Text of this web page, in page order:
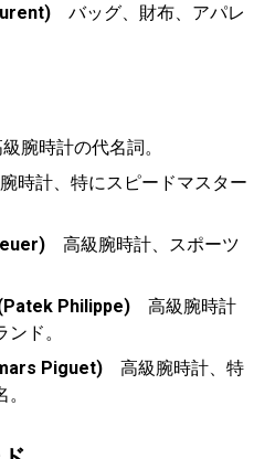
バッグ、財布、アパレ
腕時計の代名詞。
時計、特にスピードマスター
高級腕時計、スポーツ
Philippe) 高級腕時計
ド。
Piguet) 高級腕時計、特